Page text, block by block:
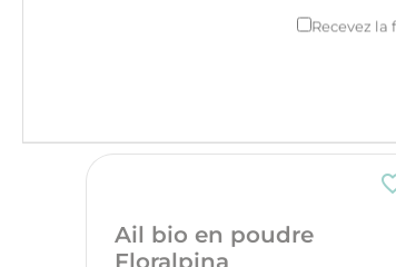
Ail bio en poudre
Recevez la